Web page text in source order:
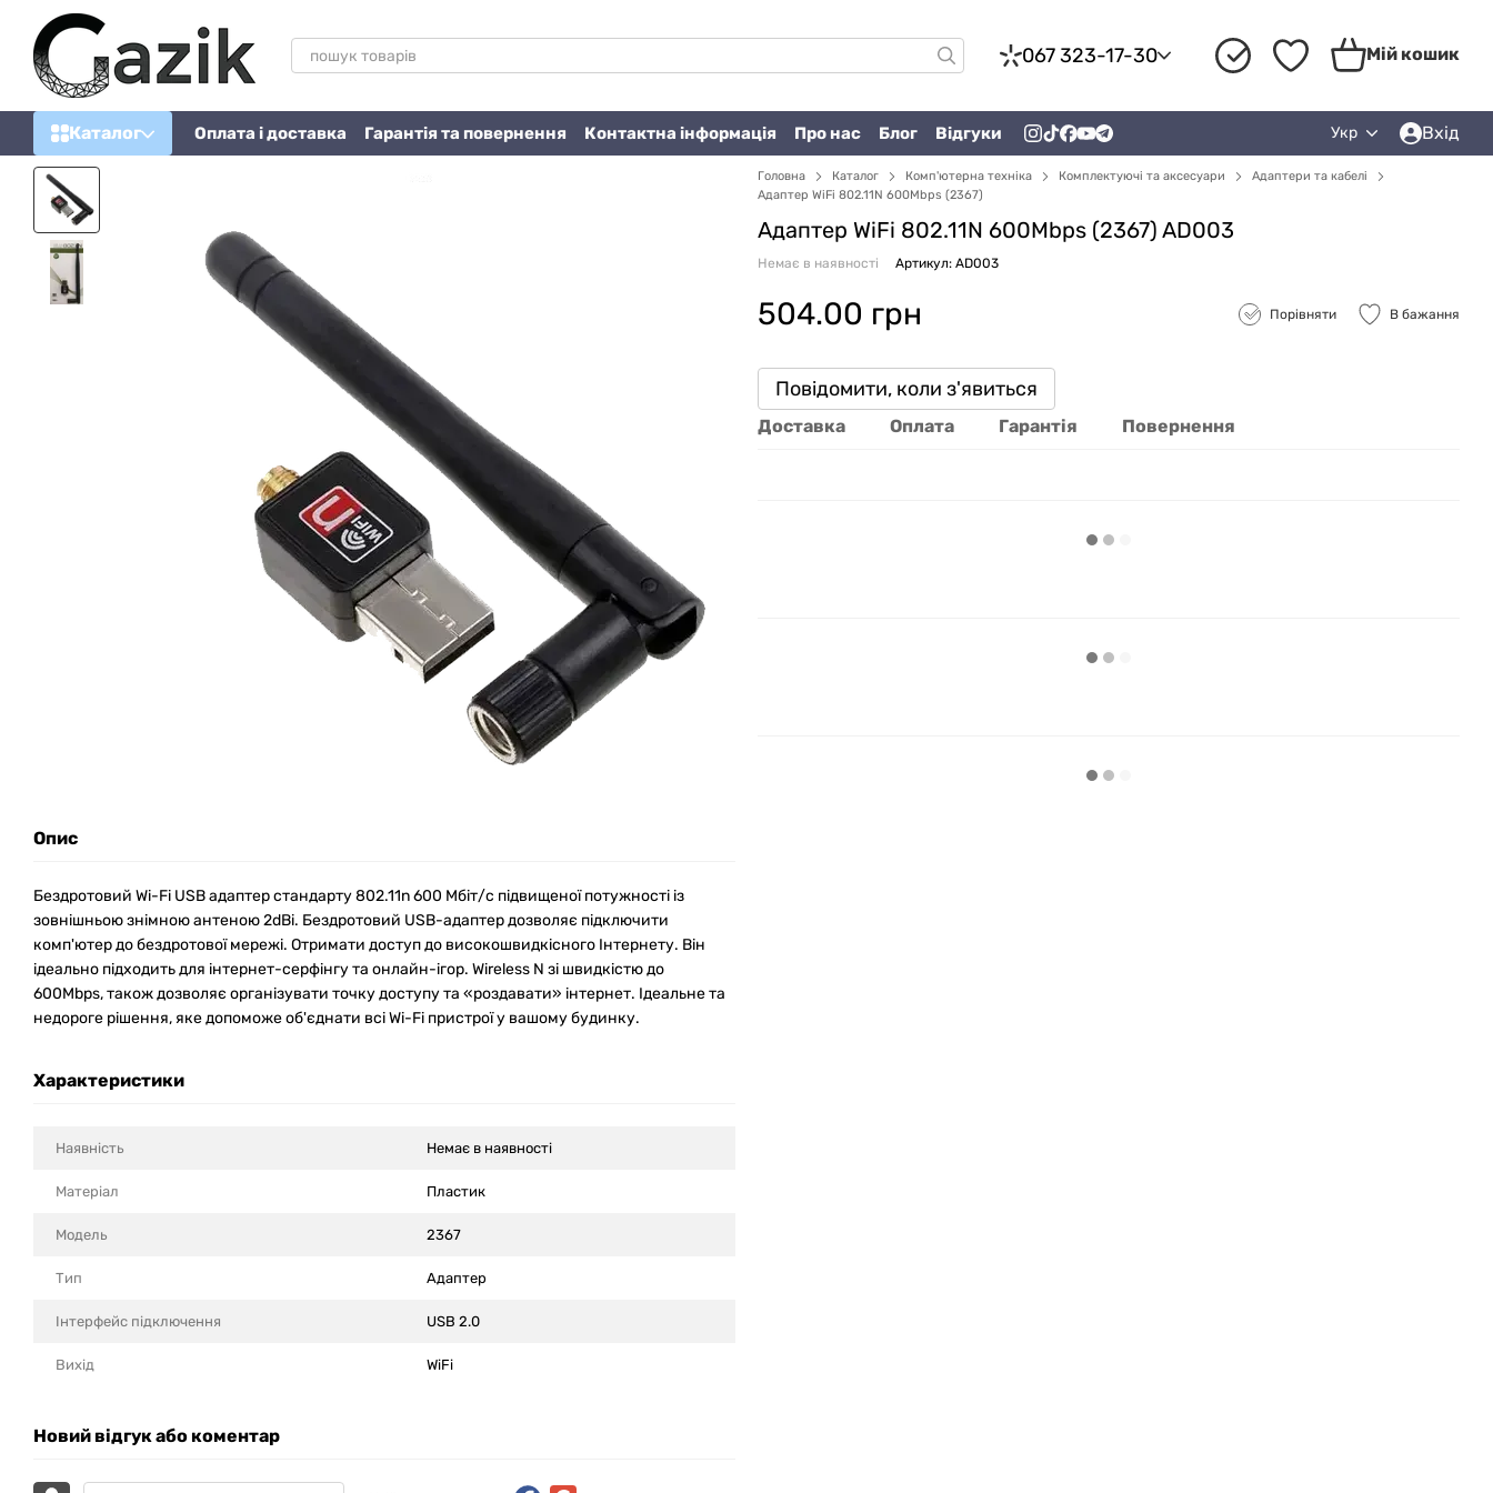
Перейти до основного контенту
067 323-17-30 Мій кошик
Каталог Оплата і доставка Гарантія та повернення Контактна інформація Про нас Блог Відгуки Укр Вхід
Опис
Бездротовий Wi-Fi USB адаптер стандарту 802.11n 600 Мбіт/с підвищеної потужності із
зовнішньою знімною антеною 2dBi. Бездротовий USB-адаптер дозволяє підключити
комп'ютер до бездротової мережі. Отримати доступ до високошвидкісного Інтернету. Він
ідеально підходить для інтернет-серфінгу та онлайн-ігор. Wireless N зі швидкістю до
600Mbps, також дозволяє організувати точку доступу та «роздавати» інтернет. Ідеальне та
недороге рішення, яке допоможе об'єднати всі Wi-Fi пристрої у вашому будинку.
Характеристики
Наявність Немає в наявності
Матеріал Пластик
Модель 2367
Тип Адаптер
Інтерфейс підключення USB 2.0
Вихід WiFi
Новий відгук або коментар
Головна Каталог Комп'ютерна техніка Комплектуючі та аксесуари
Адаптери та кабелі
Адаптер WiFi 802.11N 600Mbps (2367)
Адаптер WiFi 802.11N 600Mbps (2367) AD003
Немає в наявності Артикул: AD003
504.00 грн Порівняти В бажання
Повідомити, коли з'явиться
Доставка Оплата Гарантія Повернення